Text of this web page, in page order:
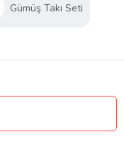
Gümüş Takı Seti